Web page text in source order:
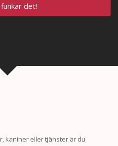
det!
kaniner eller tjänster är du